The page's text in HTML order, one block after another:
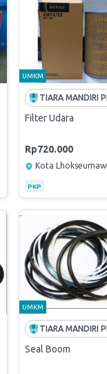
UMKM
Filter Udara
Rp720.000
Kota
PKP
UMKM
Seal Boom